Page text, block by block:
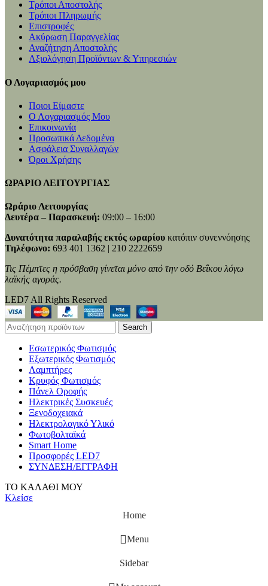
Τρόποι Αποστολής
Τρόποι Πληρωμής
Επιστροφές
Ακύρωση Παραγγελίας
Αναζήτηση Αποστολής
Αξιολόγηση Προϊόντων & Υπηρεσιών
Ο Λογαριασμός μου
Ποιοι Είμαστε
Ο Λογαριασμός Μου
Επικοινωνία
Προσωπικά Δεδομένα
Ασφάλεια Συναλλαγών
Όροι Χρήσης
ΩΡΑΡΙΟ ΛΕΙΤΟΥΡΓΙΑΣ
Ωράριο Λειτουργίας
Δευτέρα – Παρασκευή: 09:00 – 16:00
Δυνατότητα παραλαβής εκτός ωραρίου κατόπιν συνεννόησης
Τηλέφωνο: 693 401 1362 | 210 2222659
Τις Πέμπτες η πρόσβαση γίνεται μόνο από την οδό Βεΐκου λόγω
λαϊκής αγοράς.
LED7 All Rights Reserved
Search
Εσωτερικός Φωτισμός
Εξωτερικός Φωτισμός
Λαμπτήρες
Κρυφός Φωτισμός
Πάνελ Οροφής
Ηλεκτρικές Συσκευές
Ξενοδοχειακά
Ηλεκτρολογικό Υλικό
Φωτοβολταϊκά
Smart Home
Προσφορές LED7
ΣΥΝΔΕΣΗ/ΕΓΓΡΑΦΗ
ΤΟ ΚΑΛΑΘΙ ΜΟΥ
Κλείσε
Home
Menu
Sidebar